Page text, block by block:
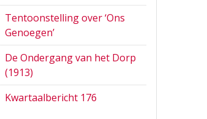
Tentoonstelling over ‘Ons
Genoegen’
De Ondergang van het Dorp
(1913)
Kwartaalbericht 176